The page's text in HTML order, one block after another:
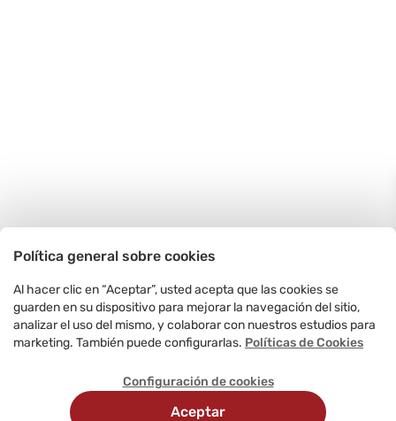
Política general sobre cookies
Al hacer clic en “Aceptar”, usted acepta que las cookies se
guarden en su dispositivo para mejorar la navegación del sitio,
analizar el uso del mismo, y colaborar con nuestros estudios para
marketing. También puede configurarlas. Políticas de Cookies
Configuración de cookies
Aceptar